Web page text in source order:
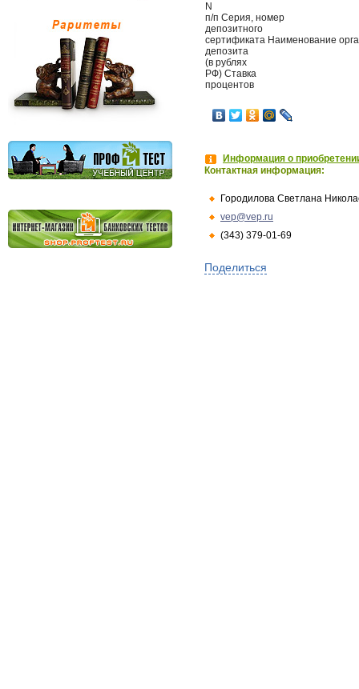
N
п/п Серия, номер
депозитного
cертификата Наименование
депозита
(в рублях
РФ) Ставка
процентов
Информация о
Контактная информация:
Городилова Светлана
vep@vep.ru
(343) 379-01-69
Поделиться